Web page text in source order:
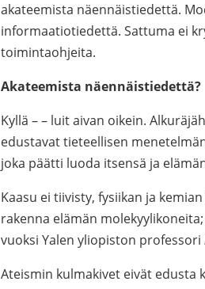
akateemista näennäistiedettä.
informaatiotiedettä. Sattuma ei
toimintaohjeita.
Akateemista näennäistiedettä?
Kyllä – – luit aivan oikein.
edustavat tieteellisen
joka päätti luoda itsensä ja
Kaasu ei tiivisty, fysiikan ja
rakenna elämän
vuoksi Yalen yliopiston professori
Ateismin kulmakivet eivät edusta